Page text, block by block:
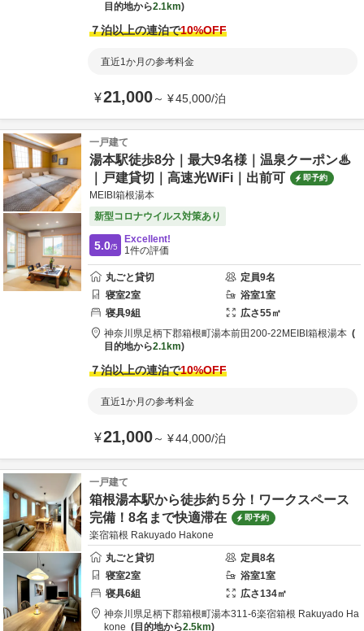
目的地から2.1km
７泊以上の連泊で10%OFF
直近1か月の参考料金
¥21,000～ ¥45,000/泊
一戸建て
湯本駅徒歩8分｜最大9名様｜温泉クーポン♨︎
｜戸建貸切｜高速光WiFi｜出前可
即予約
MEIBI箱根湯本
新型コロナウイルス対策あり
5.0/5
Excellent!
1件の評価
丸ごと貸切 定員9名
寝室2室 浴室1室
寝具9組 広さ55㎡
神奈川県足柄下郡箱根町湯本前田200-22 MEIBI箱根湯本
目的地から2.1km
７泊以上の連泊で10%OFF
直近1か月の参考料金
¥21,000～ ¥44,000/泊
一戸建て
箱根湯本駅から徒歩約５分！ワークスペース
完備！8名まで快適滞在
即予約
楽宿箱根 Rakuyado Hakone
丸ごと貸切
定員8名
寝室2室 浴室1室
寝具6組 広さ134㎡
神奈川県足柄下郡箱根町湯本311-6楽宿箱根 Rakuyado Ha
kone
目的地から2.5km